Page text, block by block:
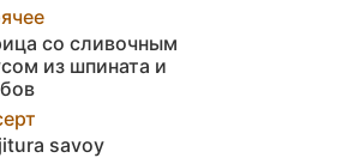
со сливочным
из шпината и
savoy